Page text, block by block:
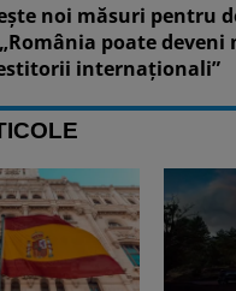
noi măsuri pentru
poate
internaționali”